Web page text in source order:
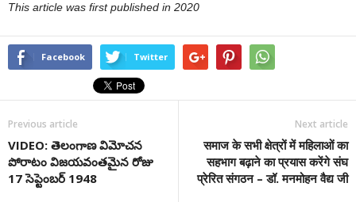
This article was first published in 2020
Facebook Twitter
Previous article
VIDEO: తెలంగాణ విమోచన
పోరాటం విజయవంతమైన రోజు
17 సెప్టెంబర్ 1948
Next article
समाज के सभी क्षेत्रों में महिलाओं का
सहभाग बढ़ाने का प्रयास करेंगे संघ
प्रेरित संगठन – डॉ. मनमोहन वैद्य जी